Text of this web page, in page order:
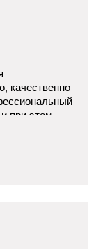
вопросы.
–
выбоин.
качественно
при этом
Дорога
учли, а